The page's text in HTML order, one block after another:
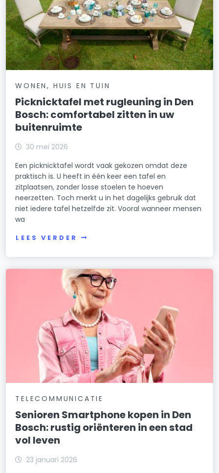
WONEN, HUIS EN TUIN
Picknicktafel met rugleuning in Den
Bosch: comfortabel zitten in uw
buitenruimte
30 mei 2026
Een picknicktafel wordt vaak gekozen omdat deze
praktisch is. U heeft in één keer een tafel en
zitplaatsen, zonder losse stoelen te hoeven
neerzetten. Toch merkt u in het dagelijks gebruik dat
niet iedere tafel hetzelfde zit. Vooral wanneer mensen
wa
LEES VERDER
TELECOMMUNICATIE
Senioren Smartphone kopen in Den
Bosch: rustig oriënteren in een stad
vol leven
23 januari 2026